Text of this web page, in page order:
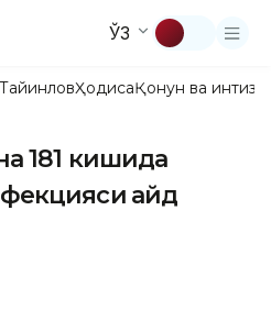
ЎЗ
ТайинловҲодисаҚонун ва
181 кишида
қайд